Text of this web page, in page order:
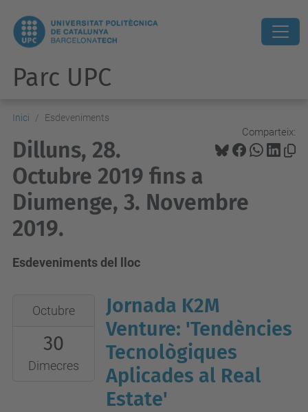
Parc UPC
Inici Esdeveniments
Comparteix:
Dilluns, 28.
Octubre 2019 fins a
Diumenge, 3. Novembre
2019.
Esdeveniments del lloc
2019-
30T09:30:00+01:00
2019-
30T10:30:00+01:00
Octubre
30
Dimecres
Jornada K2M
Venture: 'Tendències
Tecnològiques
Aplicades al Real
Estate'